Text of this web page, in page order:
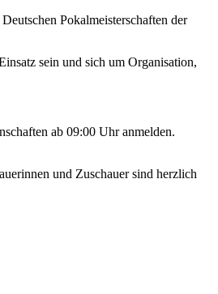
Pokalmeisterschaften der
sein und sich um Organisation,
ab 09:00 Uhr anmelden.
und Zuschauer sind herzlich